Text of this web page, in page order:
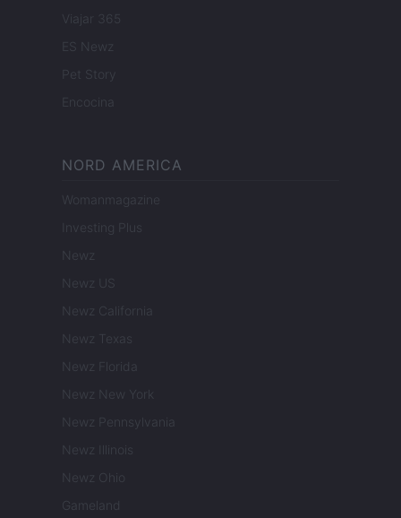
Viajar 365
ES Newz
Pet Story
Encocina
NORD AMERICA
Womanmagazine
Investing Plus
Newz
Newz US
Newz California
Newz Texas
Newz Florida
Newz New York
Newz Pennsylvania
Newz Illinois
Newz Ohio
Gameland